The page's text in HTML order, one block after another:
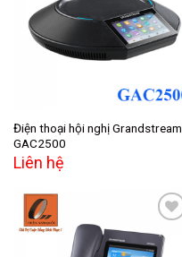
Add to
wishlist
Điện thoại hội nghị Grandstream
GAC2500
Liên hệ